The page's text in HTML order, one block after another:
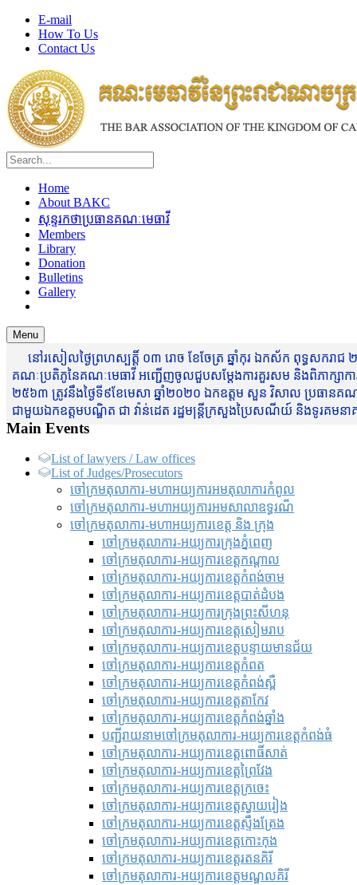
E-mail
How To Us
Contact Us
Home
About BAKC
សុន្ទរកថាប្រធានគណៈមេធាវី
Members
Library
Donation
Bulletins
Gallery
Menu
នៅរសៀលថ្ងៃព្រហស្បត្តិ៍ ០៣ រោច ខែចែត្រ ឆ្នាំកុរ ឯកស័ក ពុទ្ធសករាជ
គណៈប្រតិភូនៃគណៈមេធាវី អញ្ជើញចូលជួបសម្តែងការគួរសម និងពិភាក្សាកា
២៥៦៣ ត្រូវនឹងថ្ងៃទី៩ខែមេសា ឆ្នាំ២០២០ ឯកឧត្តម សួន វិសាល ប្រធានគណ
ជាមួយឯកឧត្តមបណ្ឌិត ជា វ៉ាន់ដេត រដ្ឋមន្រ្តីក្រសួងប្រៃសណីយ៍ និងទូរគ
Main Events
List of lawyers / Law offices
List of Judges/Prosecutors
ចៅក្រមតុលាការ-មហាអយ្យការអមតុលាការកំពូល
ចៅក្រមតុលាការ-មហាអយ្យការអមសាលាឧទ្ធរណ៏
ចៅក្រមតុលាការ-មហាអយ្យការខេត្ត និង ក្រុង
ចៅក្រមតុលាការ-អយ្យការក្រុងភ្នំពេញ
ចៅក្រមតុលាការ-អយ្យការខេត្តកណ្តាល
ចៅក្រមតុលាការ-អយ្យការខេត្តកំពង់ចាម
ចៅក្រមតុលាការ-អយ្យការខេត្តបាត់ដំបង
ចៅក្រមតុលាការ-អយ្យការ​ក្រុងព្រះសីហនុ
ចៅក្រមតុលាការ-អយ្យការខេត្តសៀមរាប
ចៅក្រមតុលាការ-អយ្យការខេត្តបន្ទាយមានជ័យ
ចៅក្រមតុលាការ-អយ្យការខេត្តកំពត
ចៅក្រមតុលាការ-អយ្យការខេត្តកំពង់ស្ពឺ
ចៅក្រមតុលាការ-អយ្យការខេត្តតាកែវ
ចៅក្រមតុលាការ-អយ្យការខេត្តកំពង់ឆ្នាំង
បញ្ជីរាយនាមចៅក្រមតុលាការ-អយ្យការខេត្តកំពង់ធំ
ចៅក្រមតុលាការ-អយ្យការខេត្តពោធិ៍សាត់
ចៅក្រមតុលាការ-អយ្យការខេត្តព្រៃវែង
ចៅក្រមតុលាការ-អយ្យការខេត្តក្រចេះ
ចៅក្រមតុលាការ-អយ្យការខេត្តស្វាយរៀង
ចៅក្រមតុលាការ-អយ្យការខេត្តស្ទឹងត្រែង
ចៅក្រមតុលាការ-អយ្យការខេត្តកោះកុង
ចៅក្រមតុលាការ-អយ្យការខេត្តរតនគិរី
ចៅក្រមតុលាការ-អយ្យការខេត្តមណ្ឌលគិរី